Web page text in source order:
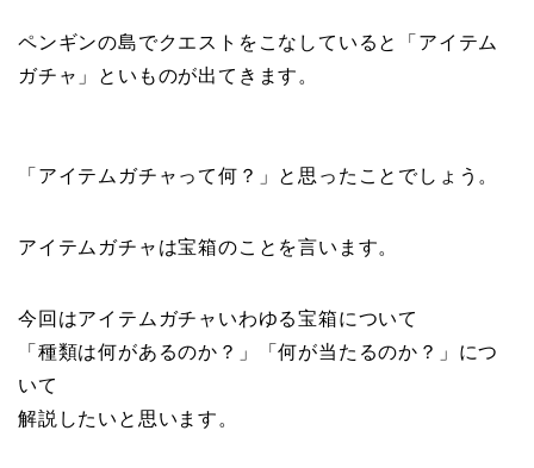
ペンギンの島でクエストをこなしていると「アイテム
ガチャ」といものが出てきます。
「アイテムガチャって何？」と思ったことでしょう。
アイテムガチャは宝箱のことを言います。
今回はアイテムガチャいわゆる宝箱について
「種類は何があるのか？」「何が当たるのか？」につ
いて
解説したいと思います。